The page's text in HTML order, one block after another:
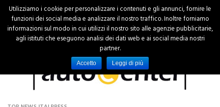
Utilizziamo i cookie per personalizzare i contenuti e gli annunci, fornire le
funzioni dei social media e analizzare il nostro traffico. Inoltre forniamo
informazioni sul modo in cui utilizzi il nostro sito alle agenzie pubblicitarie,
agli istituti che eseguono analisi dei dati web e ai social media nostri
partner.
Accetto Leggi di più